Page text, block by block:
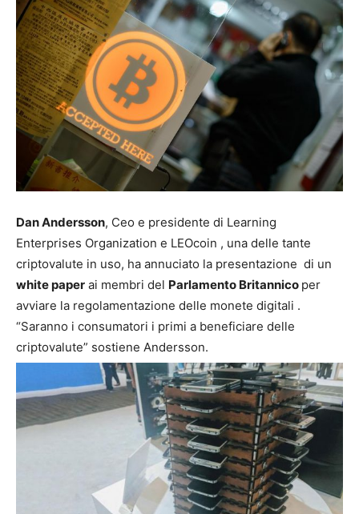
Dan Andersson, Ceo e presidente di Learning
Enterprises Organization e LEOcoin , una delle tante
criptovalute in uso, ha annuciato la presentazione di un
white paper ai membri del Parlamento Britannico per
avviare la regolamentazione delle monete digitali .
“Saranno i consumatori i primi a beneficiare delle
criptovalute” sostiene Andersson.